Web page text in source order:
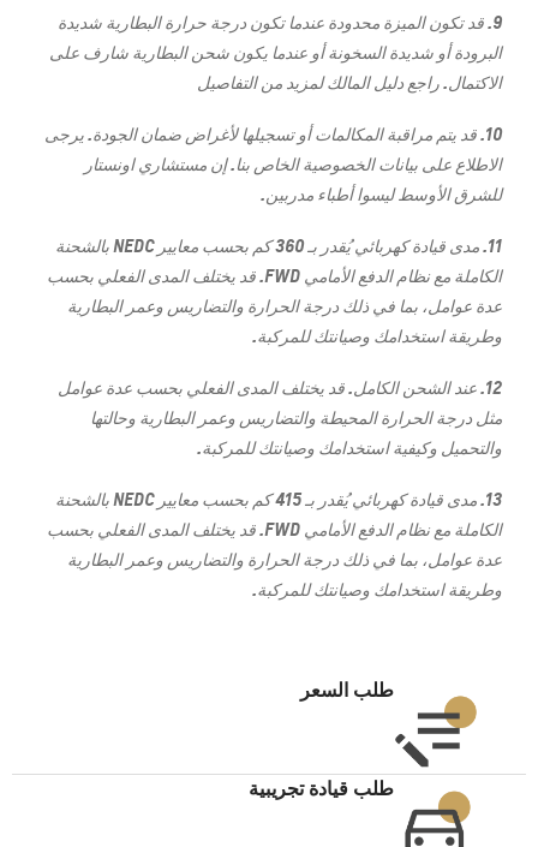
9. قد تكون الميزة محدودة عندما تكون درجة حرارة البطارية شديدة
البرودة أو شديدة السخونة أو عندما يكون شحن البطارية شارف على
الاكتمال. راجع دليل المالك لمزيد من التفاصيل
10. قد يتم مراقبة المكالمات أو تسجيلها لأغراض ضمان الجودة. يرجى
الاطلاع على بيانات الخصوصية الخاص بنا. إن مستشاري اونستار
للشرق الأوسط ليسوا أطباء مدربين.
11. مدى قيادة كهربائي يُقدر بـ 360 كم بحسب معايير NEDC بالشحنة
الكاملة مع نظام الدفع الأمامي FWD. قد يختلف المدى الفعلي بحسب
عدة عوامل، بما في ذلك درجة الحرارة والتضاريس وعمر البطارية
وطريقة استخدامك وصيانتك للمركبة.
12. عند الشحن الكامل. قد يختلف المدى الفعلي بحسب عدة عوامل
مثل درجة الحرارة المحيطة والتضاريس وعمر البطارية وحالتها
والتحميل وكيفية استخدامك وصيانتك للمركبة.
13. مدى قيادة كهربائي يُقدر بـ 415 كم بحسب معايير NEDC بالشحنة
الكاملة مع نظام الدفع الأمامي FWD. قد يختلف المدى الفعلي بحسب
عدة عوامل، بما في ذلك درجة الحرارة والتضاريس وعمر البطارية
وطريقة استخدامك وصيانتك للمركبة.
طلب السعر
طلب قيادة تجريبية